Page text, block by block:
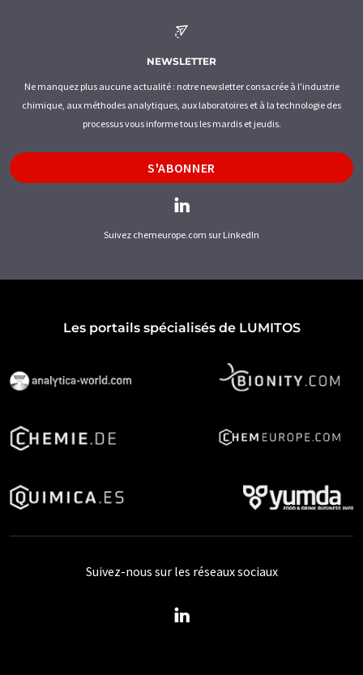
NEWSLETTER
Ne manquez plus aucune actualité : notre newsletter consacrée à l'industrie
chimique, aux méthodes analytiques, aux laboratoires et à la technologie des
processus vous informe tous les mardis et jeudis.
S'ABONNER
Suivez chemeurope.com sur LinkedIn
Les portails spécialisés de LUMITOS
Suivez-nous sur les réseaux sociaux